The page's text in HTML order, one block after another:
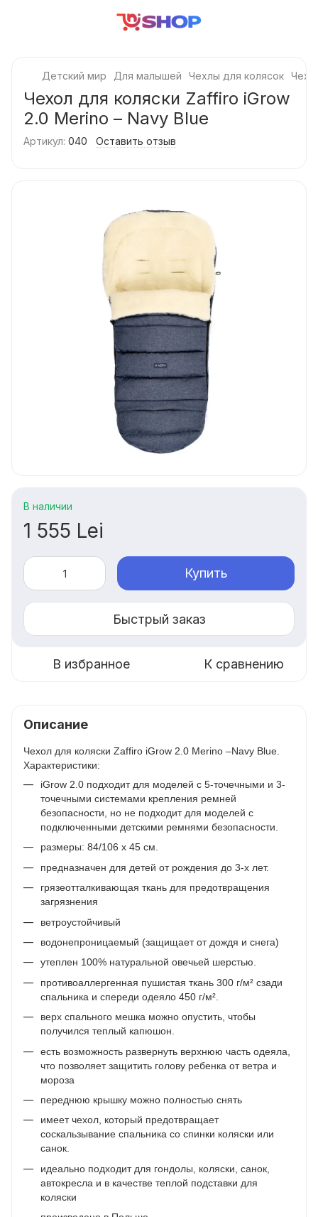
Детский мир Для малышей Чехлы для колясок
Чехол для коляски Zaffiro iGrow
2.0 Merino – Navy Blue
Артикул: 040 Оставить отзыв
В наличии
1 555 Lei
Купить
Быстрый заказ
В избранное К сравнению
Описание
Чехол для коляски Zaffiro iGrow 2.0 Merino –Navy Blue.
Характеристики:
iGrow 2.0 подходит для моделей с 5-точечными и 3-
точечными системами крепления ремней
безопасности, но не подходит для моделей с
подключенными детскими ремнями безопасности.
размеры: 84/106 х 45 см.
предназначен для детей от рождения до 3-х лет.
грязеотталкивающая ткань для предотвращения
загрязнения
ветроустойчивый
водонепроницаемый (защищает от дождя и снега)
утеплен 100% натуральной овечьей шерстью.
противоаллергенная пушистая ткань 300 г/м² сзади
спальника и спереди одеяло 450 г/м².
верх спального мешка можно опустить, чтобы
получился теплый капюшон.
есть возможность развернуть верхнюю часть одеяла,
что позволяет защитить голову ребенка от ветра и
мороза
переднюю крышку можно полностью снять
имеет чехол, который предотвращает
соскальзывание спальника со спинки коляски или
санок.
идеально подходит для гондолы, коляски, санок,
автокресла и в качестве теплой подставки для
коляски